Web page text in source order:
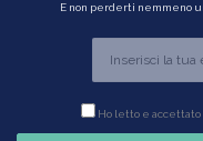
E non perderti nemmeno
Ho letto e accettato